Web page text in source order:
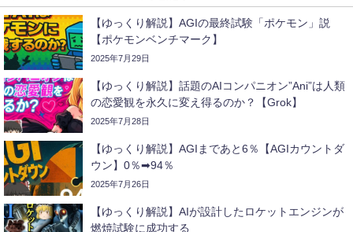
【ゆっくり解説】AGIの最終試験「ポケモン」説
【ポケモンベンチマーク】
2025年7月29日
【ゆっくり解説】話題のAIコンパニオン”Ani”は人類
の恋愛観を永久に変え得るのか？【Grok】
2025年7月28日
【ゆっくり解説】AGIまであと6％【AGIカウントダ
ウン】0％➡94％
2025年7月26日
【ゆっくり解説】AIが設計したロケットエンジンが
燃焼試験に成功する